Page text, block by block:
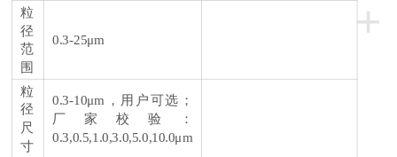
+
粒
径
范
围
0.3-25μm
粒
径
尺
寸
0.3-10μm，用户可选；
厂家校验：
0.3,0.5,1.0,3.0,5.0,10.0μm